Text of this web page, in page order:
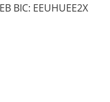
BIC: EEUHUEE2X